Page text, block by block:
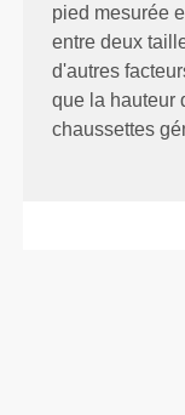
pied mesurée
entre deux
d'autres
que la hauteur
chaussettes